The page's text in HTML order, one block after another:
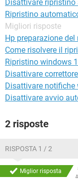
Disattivare
Ripristino
Migliori risposte
Hp preparazione
Come risolvere il
Ripristino windows
Disattivare
Disattivare notifiche
Disattivare avvio
2 risposte
RISPOSTA 1 / 2
Miglior risposta